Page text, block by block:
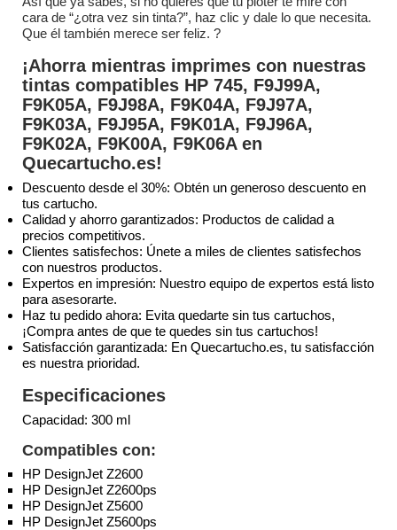
cara de “¿otra vez sin tinta?”, haz clic y dale lo que necesita.
Que él también merece ser feliz. ?
¡Ahorra mientras imprimes con nuestras
tintas compatibles HP 745, F9J99A,
F9K05A, F9J98A, F9K04A, F9J97A,
F9K03A, F9J95A, F9K01A, F9J96A,
F9K02A, F9K00A, F9K06A en
Quecartucho.es!
Descuento desde el 30%: Obtén un generoso descuento en
tus cartucho.
Calidad y ahorro garantizados: Productos de calidad a
precios competitivos.
Clientes satisfechos: Únete a miles de clientes satisfechos
con nuestros productos.
Expertos en impresión: Nuestro equipo de expertos está listo
para asesorarte.
Haz tu pedido ahora: Evita quedarte sin tus cartuchos,
¡Compra antes de que te quedes sin tus cartuchos!
Satisfacción garantizada: En Quecartucho.es, tu satisfacción
es nuestra prioridad.
Especificaciones
Capacidad: 300 ml
Compatibles con:
HP DesignJet Z2600
HP DesignJet Z2600ps
HP DesignJet Z5600
HP DesignJet Z5600ps